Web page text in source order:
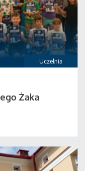
Uczelnia
Żaka